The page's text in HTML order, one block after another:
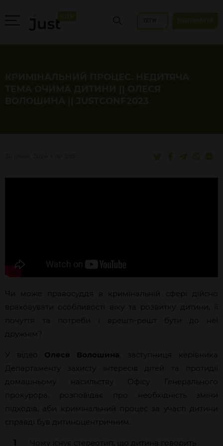
Чи може правосуддя в кримінальній сфері дійсно
враховувати особливості віку та розвитку дитини, її
почуття та потреби і врешті-решт бути до неї
дружнім?
У відео Олеся Волошина , заступниця керівника
Департаменту захисту інтересів дітей та протидії
домашньому насильству Офісу Генерального
прокурора, розповідає про необхідність зміни
підходів, аби кримінальний процес за участі дитини
справді був дитиноцентричним.
1
Чому існує стереотип, що дитина говорить